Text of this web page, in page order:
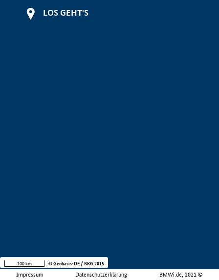
LOS GEHT'S
Impressum Datenschutzerklärung BMWi.de, 2021 ©
100 km © Geobasis-DE / BKG 2015